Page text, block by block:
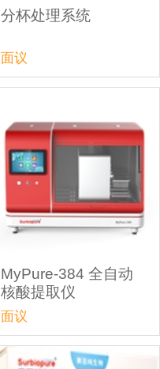
分杯处理系统
面议
MyPure-384 全自动
核酸提取仪
面议